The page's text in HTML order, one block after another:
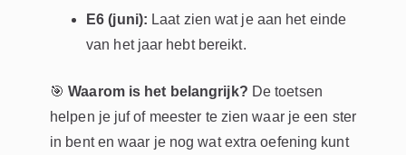
E6 (juni): Laat zien wat je aan het einde
van het jaar hebt bereikt.
🎯Waarom is het belangrijk? De toetsen
helpen je juf of meester te zien waar je een ster
in bent en waar je nog wat extra oefening kunt